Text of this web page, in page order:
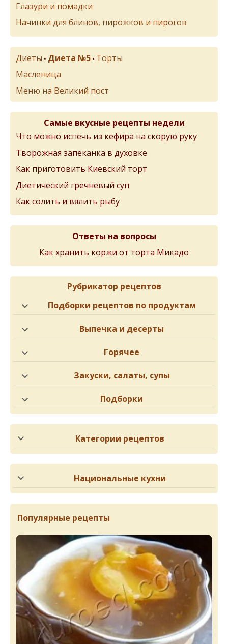
Глазури и помадки
Начинки для блинов, пирожков и пирогов
Диеты • Диета №5 • Торты
Масленица
Меню на Великий пост
Самые вкусные рецепты недели
Что можно испечь из кефира на скорую руку
Творожная запеканка в духовке
Как приготовить Киевский торт
Диетический гречневый суп
Как солить и вялить рыбу
Ответы на вопросы
Как хранить коржи от торта Микадо
Рубрикатор рецептов
Подборки рецептов по продуктам
Выпечка и десерты
Горячее
Закуски, салаты, супы
Подборки
Категории рецептов
Национальные кухни
Популярные рецепты